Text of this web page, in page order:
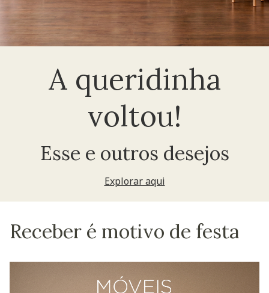
A queridinha
voltou!
Esse e outros desejos
Explorar aqui
Receber é motivo de festa